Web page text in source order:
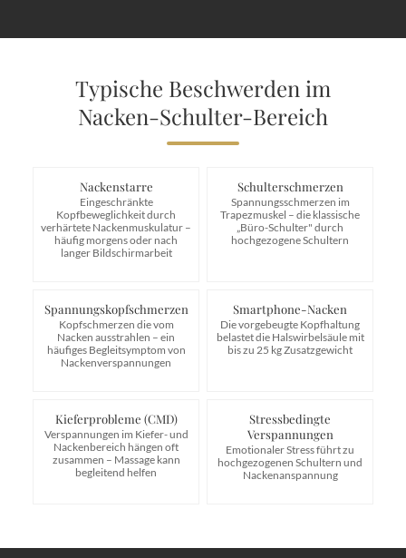
Typische Beschwerden im
Nacken-Schulter-Bereich
Nackenstarre
Eingeschränkte
Kopfbeweglichkeit durch
verhärtete Nackenmuskulatur –
häufig morgens oder nach
langer Bildschirmarbeit
Schulterschmerzen
Spannungsschmerzen im
Trapezmuskel – die klassische
„Büro-Schulter" durch
hochgezogene Schultern
Spannungskopfschmerzen
Kopfschmerzen die vom
Nacken ausstrahlen – ein
häufiges Begleitsymptom von
Nackenverspannungen
Smartphone-Nacken
Die vorgebeugte Kopfhaltung
belastet die Halswirbelsäule mit
bis zu 25 kg Zusatzgewicht
Kieferprobleme (CMD)
Verspannungen im Kiefer- und
Nackenbereich hängen oft
zusammen – Massage kann
begleitend helfen
Stressbedingte
Verspannungen
Emotionaler Stress führt zu
hochgezogenen Schultern und
Nackenanspannung